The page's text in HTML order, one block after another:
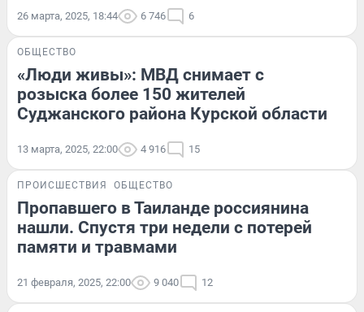
26 марта, 2025, 18:44 6 746 6
ОБЩЕСТВО
«Люди живы»: МВД снимает с
розыска более 150 жителей
Суджанского района Курской области
13 марта, 2025, 22:00 4 916 15
ПРОИСШЕСТВИЯ ОБЩЕСТВО
Пропавшего в Таиланде россиянина
нашли. Спустя три недели с потерей
памяти и травмами
21 февраля, 2025, 22:00 9 040 12